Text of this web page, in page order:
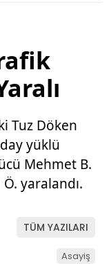
Tuz Döken
yüklü
Mehmet B.
yaralandı.
TÜM YAZILARI
Asayiş